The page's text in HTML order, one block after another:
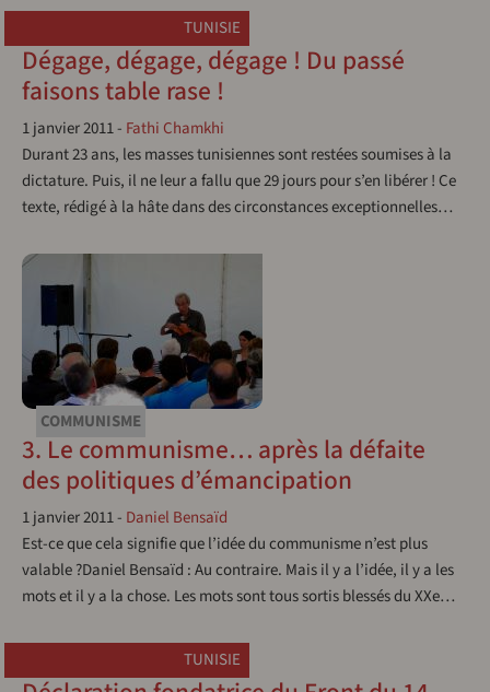
TUNISIE
Dégage, dégage, dégage ! Du passé
faisons table rase !
1 janvier 2011- Fathi Chamkhi
Durant 23 ans, les masses tunisiennes sont restées soumises à la
dictature. Puis, il ne leur a fallu que 29 jours pour s’en libérer ! Ce
texte, rédigé à la hâte dans des circonstances exceptionnelles…
COMMUNISME
3. Le communisme… après la défaite
des politiques d’émancipation
1 janvier 2011- Daniel Bensaïd
Est-ce que cela signifie que l’idée du communisme n’est plus
valable ?Daniel Bensaïd : Au contraire. Mais il y a l’idée, il y a les
mots et il y a la chose. Les mots sont tous sortis blessés du XXe…
TUNISIE